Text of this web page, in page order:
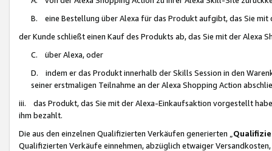
B. eine Bestellung über Alexa für das Produkt aufgibt, das Sie mit
der Kunde schließt einen Kauf des Produkts ab, das Sie mit der Alexa
C. über Alexa, oder
D. indem er das Produkt innerhalb der Skills Session in den
seiner erstmaligen Teilnahme an der Alexa Shopping Action
iii. das Produkt, das Sie mit der Alexa-Einkaufsaktion vorgestellt
ihm bezahlt.
Die aus den einzelnen Qualifizierten Verkäufen generierten „
Qualifizierten Verkäufe einnehmen, abzüglich etwaiger